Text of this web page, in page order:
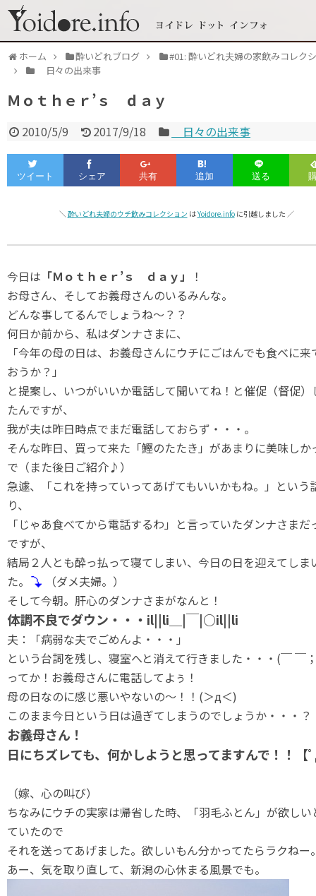
ホーム 酔いどれブログ
#01: 酔いどれ夫婦の家飲みコレク
日々の出来事
Ｍｏｔｈｅｒ’ｓ ｄａｙ
2010/5/9 2017/9/18 日々の出来事
＼ 酔いどれ夫婦のウチ飲みコレクション はYoidore.infoに引越しました ／
今日は 「Ｍｏｔｈｅｒ’ｓ ｄａｙ」
！
お母さん、そしてお義母さんのいるみんな。
どんな事してるんでしょうね～？？
何日か前から、私はダンナさまに、
「今年の母の日は、お義母さんにウチにごはんでも食べに来
おうか？」
と提案し、いつがいいか電話して聞いてね！と催促（督促）
たんですが、
我が夫は昨日時点でまだ電話しておらず・・・。
そんな昨日、買って来た「鰹のたたき」があまりに美味しか
で（また後日ご紹介♪）
急遽、「これを持っていってあげてもいいかもね。」という
り、
「じゃあ食べてから電話するわ」と言っていたダンナさまだ
ですが、
結局２人とも酔っ払って寝てしまい、今日の日を迎えてしま
た。
（ダメ夫婦。）
そして今朝。肝心のダンナさまがなんと！
体調不良でダウン・・・il||li＿|￣|○il||li
夫：「病弱な夫でごめんよ・・・」
という台詞を残し、寝室へと消えて行きました・・・(￣ ￣
ってか！お義母さんに電話してよぅ！
母の日なのに感じ悪いやないの～！！(＞д＜)
このまま今日という日は過ぎてしまうのでしょうか・・・？
お義母さん！
日にちズレても、何かしようと思ってますんで！！【
（嫁、心の叫び）
ちなみにウチの実家は帰省した時、「羽毛ふとん」が欲しい
ていたので
それを送ってあげました。欲しいもん分かってたらラクねー
あー、気を取り直して、新潟の心休まる風景でも。